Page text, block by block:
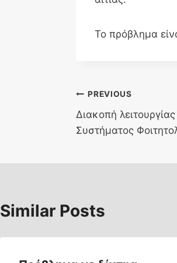
Το πρόβλημα
Post
navigation
PREVIOUS
Διακοπή
Συστήματος
Similar Posts